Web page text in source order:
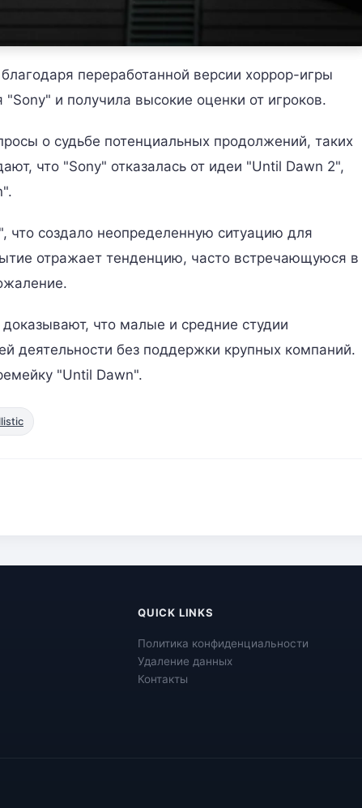
переработанной версии хоррор-игры
и получила высокие оценки от игроков.
о судьбе потенциальных продолжений, таких
что "Sony" отказалась от идеи "Until Dawn 2",
что создало неопределенную ситуацию для
отражает тенденцию, часто встречающуюся в
что малые и средние студии
деятельности без поддержки крупных компаний.
"Until Dawn".
QUICK LINKS
Политика конфиденциальности
Удаление данных
Контакты